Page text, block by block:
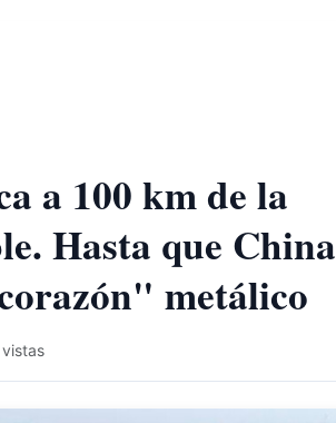
a 100 km de la
Hasta que China
metálico